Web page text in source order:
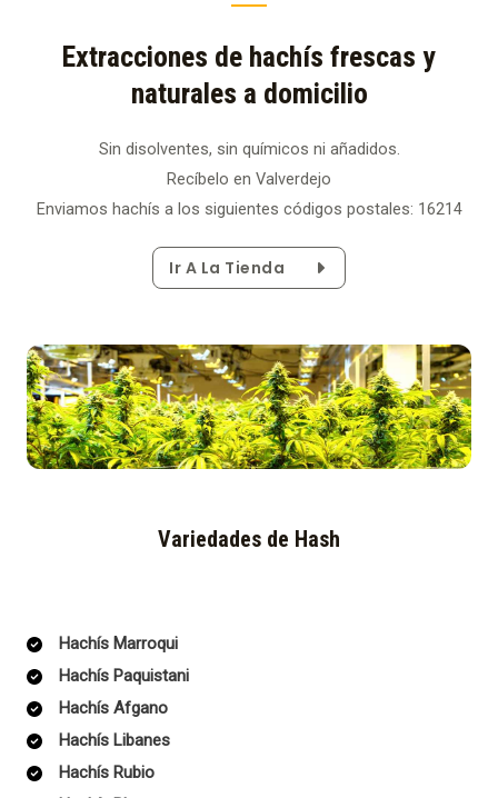
Extracciones de hachís frescas y
naturales a domicilio
Sin disolventes, sin químicos ni añadidos.
Recíbelo en Valverdejo
Enviamos hachís a los siguientes códigos postales: 16214
Ir A La Tienda
Variedades de Hash
Hachís Marroqui
Hachís Paquistani
Hachís Afgano
Hachís Libanes
Hachís Rubio